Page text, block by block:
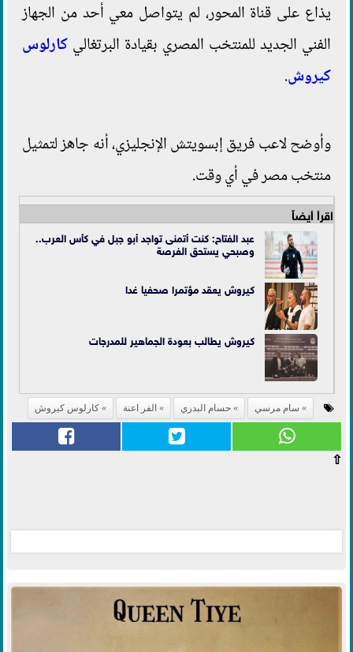
يذاع على قناة المحور، لم يتواصل معي أحد من الجهاز
الفني الجديد للمنتخب المصري بقيادة البرتغالي كارلوس
كيروش.
وأوضح لاعب فريق إبسويتش الإنجليزي، أنه جاهز لتمثيل
منتخب مصر في أي وقت.
اقرأ أيضاً
عبد الفتاح: كنت أتمنى تواجد أبو جبل في كأس العرب..
وصبحي يستحق الفرصة
كيروش يعقد مؤتمرا صحفيا غدا
كيروش يطالب بعودة الجماهير للمدرجات
سام مرسي حسام البدري الفر اعنة كارلوس كيروش
⇧